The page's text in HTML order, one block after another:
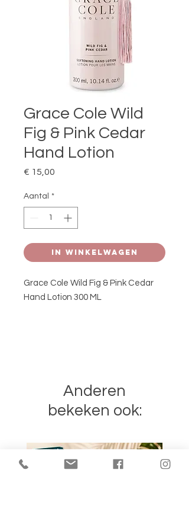
Grace Cole Wild
Fig & Pink Cedar
Hand Lotion
€ 15,00
Aantal *
In winkelwagen
Grace Cole Wild Fig & Pink Cedar
Hand Lotion 300 ML
Anderen
bekeken ook: